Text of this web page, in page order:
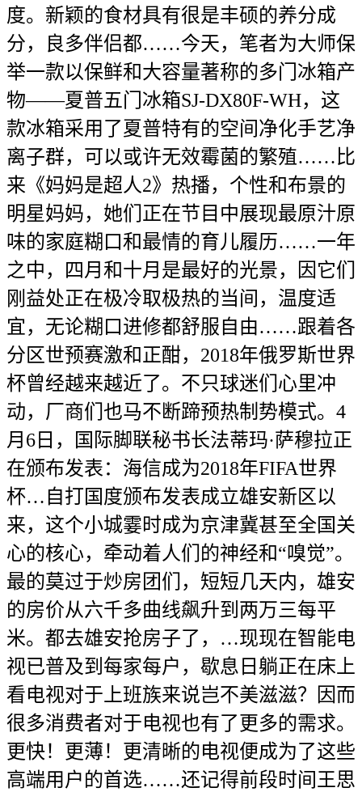
度。新颖的食材具有很是丰硕的养分成
分，良多伴侣都……今天，笔者为大师保
举一款以保鲜和大容量著称的多门冰箱产
物——夏普五门冰箱SJ-DX80F-WH，这
款冰箱采用了夏普特有的空间净化手艺净
离子群，可以或许无效霉菌的繁殖……比
来《妈妈是超人2》热播，个性和布景的
明星妈妈，她们正在节目中展现最原汁原
味的家庭糊口和最情的育儿履历……一年
之中，四月和十月是最好的光景，因它们
刚益处正在极冷取极热的当间，温度适
宜，无论糊口进修都舒服自由……跟着各
分区世预赛激和正酣，2018年俄罗斯世界
杯曾经越来越近了。不只球迷们心里冲
动，厂商们也马不断蹄预热制势模式。4
月6日，国际脚联秘书长法蒂玛·萨穆拉正
在颁布发表：海信成为2018年FIFA世界
杯…自打国度颁布发表成立雄安新区以
来，这个小城霎时成为京津冀甚至全国关
心的核心，牵动着人们的神经和“嗅觉”。
最的莫过于炒房团们，短短几天内，雄安
的房价从六千多曲线飙升到两万三每平
米。都去雄安抢房子了，…现现在智能电
视已普及到每家每户，歇息日躺正在床上
看电视对于上班族来说岂不美滋滋？因而
很多消费者对于电视也有了更多的需求。
更快！更薄！更清晰的电视便成为了这些
高端用户的首选……还记得前段时间王思